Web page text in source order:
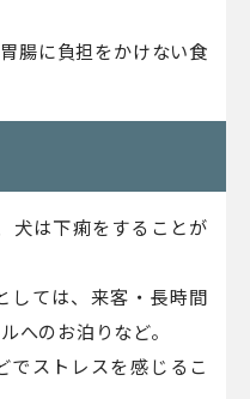
腸に負担をかけない食
犬は下痢をすることが
しては、来客・長時間
へのお泊りなど。
でストレスを感じるこ